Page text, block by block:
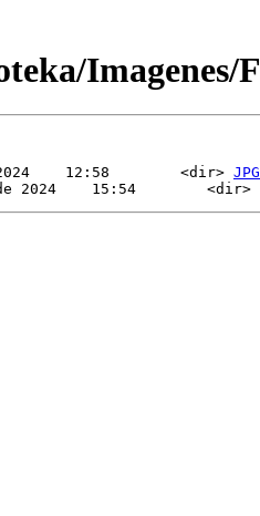
Imagenes/
12:58        <dir> JPG
de 2024    15:54        <dir>